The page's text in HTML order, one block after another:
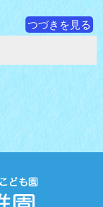
つづきを見る